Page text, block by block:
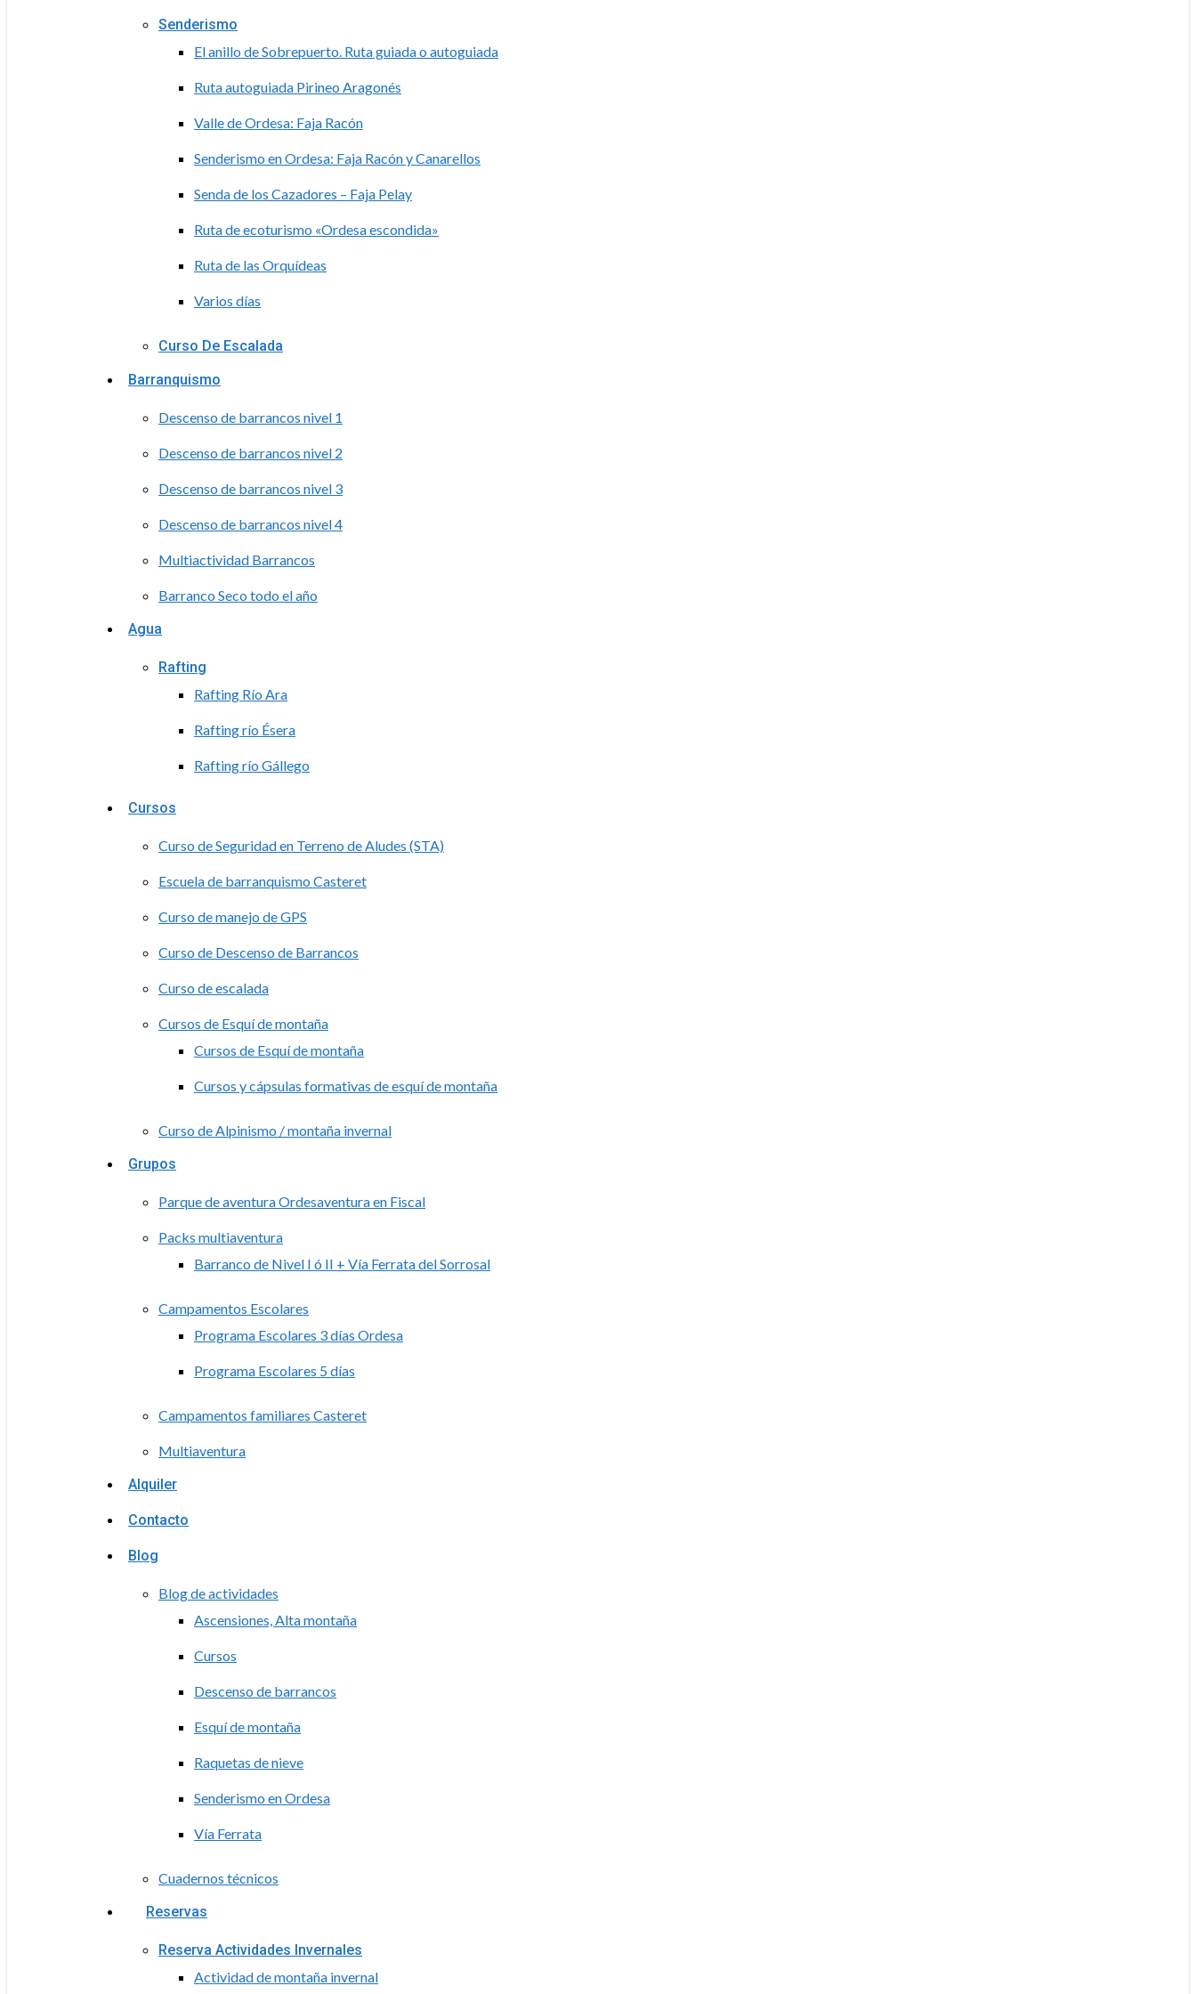
Senderismo
El anillo de Sobrepuerto. Ruta guiada o autoguiada
Ruta autoguiada Pirineo Aragonés
Valle de Ordesa: Faja Racón
Senderismo en Ordesa: Faja Racón y Canarellos
Senda de los Cazadores – Faja Pelay
Ruta de ecoturismo «Ordesa escondida»
Ruta de las Orquídeas
Varios días
Curso De Escalada
Barranquismo
Descenso de barrancos nivel 1
Descenso de barrancos nivel 2
Descenso de barrancos nivel 3
Descenso de barrancos nivel 4
Multiactividad Barrancos
Barranco Seco todo el año
Agua
Rafting
Rafting Río Ara
Rafting río Ésera
Rafting río Gállego
Cursos
Curso de Seguridad en Terreno de Aludes (STA)
Escuela de barranquismo Casteret
Curso de manejo de GPS
Curso de Descenso de Barrancos
Curso de escalada
Cursos de Esquí de montaña
Cursos de Esquí de montaña
Cursos y cápsulas formativas de esquí de montaña
Curso de Alpinismo / montaña invernal
Grupos
Parque de aventura Ordesaventura en Fiscal
Packs multiaventura
Barranco de Nivel I ó II + Vía Ferrata del Sorrosal
Campamentos Escolares
Programa Escolares 3 días Ordesa
Programa Escolares 5 días
Campamentos familiares Casteret
Multiaventura
Alquiler
Contacto
Blog
Blog de actividades
Ascensiones, Alta montaña
Cursos
Descenso de barrancos
Esquí de montaña
Raquetas de nieve
Senderismo en Ordesa
Vía Ferrata
Cuadernos técnicos
Reservas
Reserva Actividades Invernales
Actividad de montaña invernal